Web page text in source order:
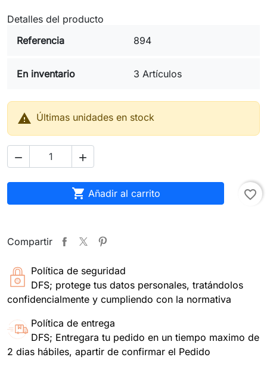
Detalles del producto
Referencia
894
En inventario 3 Artículos
 Últimas unidades en stock
 
 Añadir al carrito favorite_border
Compartir
Política de seguridad
DFS; protege tus datos personales, tratándolos
confidencialmente y cumpliendo con la normativa
Política de entrega
DFS; Entregara tu pedido en un tiempo maximo de
2 dias hábiles, apartir de confirmar el Pedido